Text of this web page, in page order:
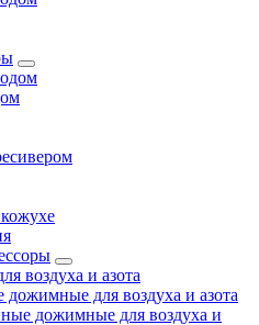
воздуха и азота
дожимные для воздуха и азота
дожимные для воздуха и